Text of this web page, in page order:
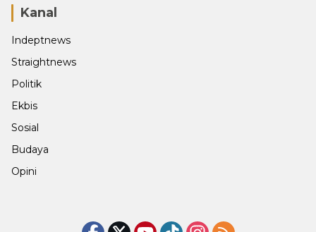
Kanal
Indeptnews
Straightnews
Politik
Ekbis
Sosial
Budaya
Opini